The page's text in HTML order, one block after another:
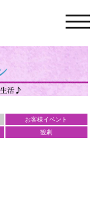
お客様イベント
観劇